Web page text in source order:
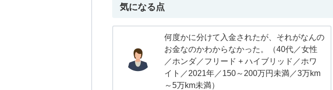
気になる点
何度かに分けて入金されたが、それがなんの
お金なのかわからなかった。（40代／女性
／ホンダ／フリード + ハイブリッド／ホワ
イト／2021年／150～200万円未満／3万km
～5万km未満）